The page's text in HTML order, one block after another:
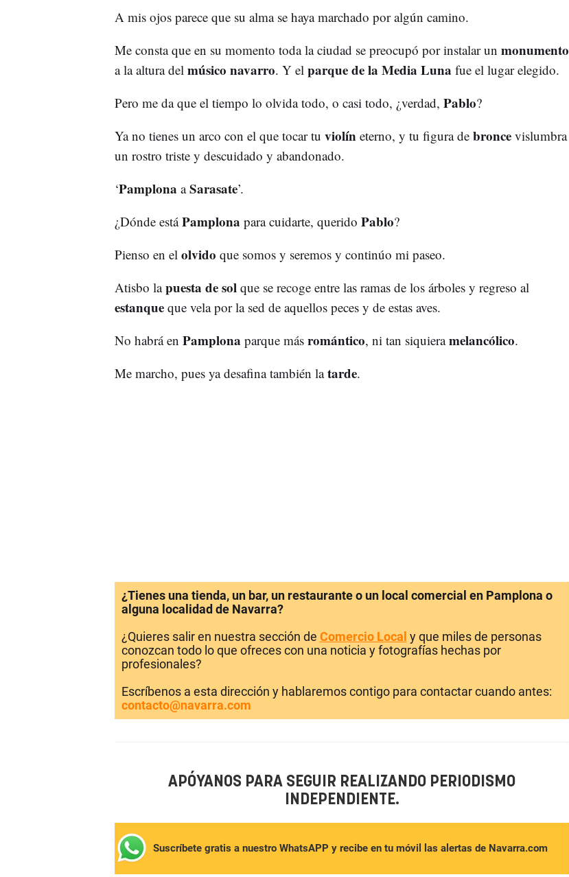
A mis ojos parece que su alma se haya marchado por algún camino.
Me consta que en su momento toda la ciudad se preocupó por instalar un monumento
a la altura del músico navarro. Y el parque de la Media Luna fue el lugar elegido.
Pero me da que el tiempo lo olvida todo, o casi todo, ¿verdad, Pablo?
Ya no tienes un arco con el que tocar tu violíneterno, y tu figura de broncevislumbra
un rostro triste y descuidado y abandonado.
‘Pamplona aSarasate’.
¿Dónde estáPamplona para cuidarte, querido Pablo?
Pienso en el olvido que somos y seremos y continúo mi paseo.
Atisbo lapuesta de solque se recoge entre las ramas de los árboles y regreso al
estanqueque vela por la sed de aquellos peces y de estas aves.
No habrá en Pamplona parque más romántico, ni tan siquieramelancólico.
Me marcho, pues ya desafina también latarde.
¿Tienes una tienda, un bar, un restaurante o un local comercial en Pamplona o
alguna localidad de Navarra?
¿Quieres salir en nuestra sección de Comercio Local y que miles de personas
conozcan todo lo que ofreces con una noticia y fotografías hechas por
profesionales?
Escríbenos a esta dirección y hablaremos contigo para contactar cuando antes:
contacto@navarra.com
APÓYANOS PARA SEGUIR REALIZANDO PERIODISMO
INDEPENDIENTE.
Suscríbete gratis a nuestro WhatsAPP y recibe en tu móvil las alertas de Navarra.com